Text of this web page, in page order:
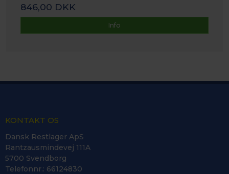
846,00 DKK
Info
KONTAKT OS
Dansk Restlager ApS
Rantzausmindevej 111A
5700 Svendborg
Telefonnr.: 66124830